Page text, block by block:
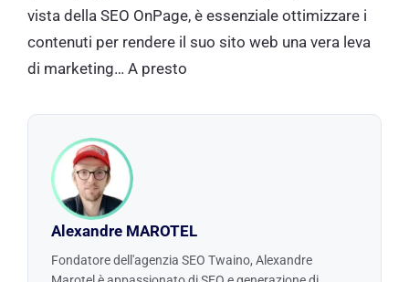
vista della SEO OnPage, è essenziale ottimizzare i
contenuti per rendere il suo sito web una vera leva
di marketing… A presto
Alexandre MAROTEL
Fondatore dell'agenzia SEO Twaino, Alexandre